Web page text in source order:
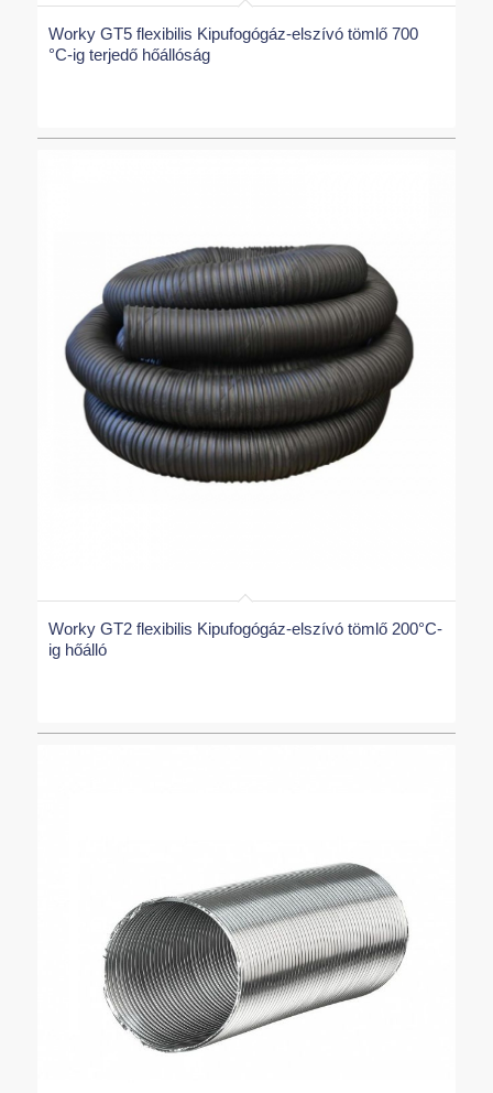
Worky GT5 flexibilis Kipufogógáz-elszívó tömlő 700
°C-ig terjedő hőállóság
Worky GT2 flexibilis Kipufogógáz-elszívó tömlő 200°C-
ig hőálló